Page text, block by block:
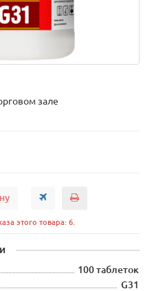
зале
этого товара: 6.
100 таблеток
G31